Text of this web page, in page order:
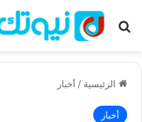
بحث عن
الرئيسية / أخبار
أخبار